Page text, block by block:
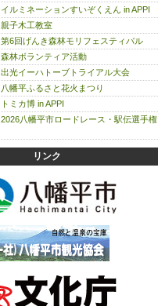
イルミネーションすいぞくえん in APPI
親子木工教室
第6回げんき森林モリフェスティバル
森林ボランティア活動
出光イーハトーブトライアル大会
八幡平ふるさと花火まつり
トミカ博 in APPI
2026八幡平市ロードレース・駅伝選手権
リンク